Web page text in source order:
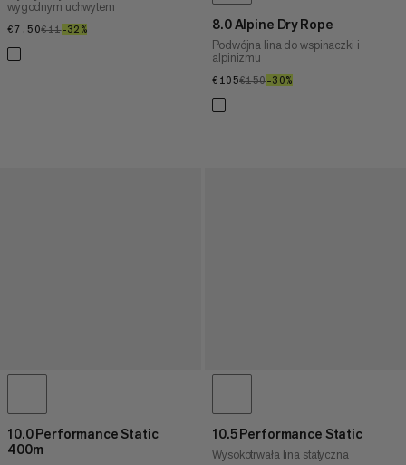
wygodnym uchwytem
€7.50€7.50
€11€11
–32% 8.0 Alpine Dry Rope
Podwójna lina do wspinaczki i
alpinizmu
€105€105
€150€150
–30%
10.0 Performance Static
400m
10.5 Performance Static
Wysokotrwała lina statyczna